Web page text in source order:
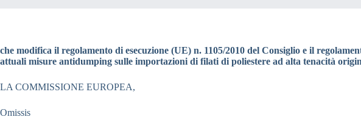
che modifica il regolamento di esecuzione (UE) n. 1105/2010 del Consiglio e il
attuali misure antidumping sulle importazioni di filati di poliestere ad alta tenacità
LA COMMISSIONE EUROPEA,
Omissis